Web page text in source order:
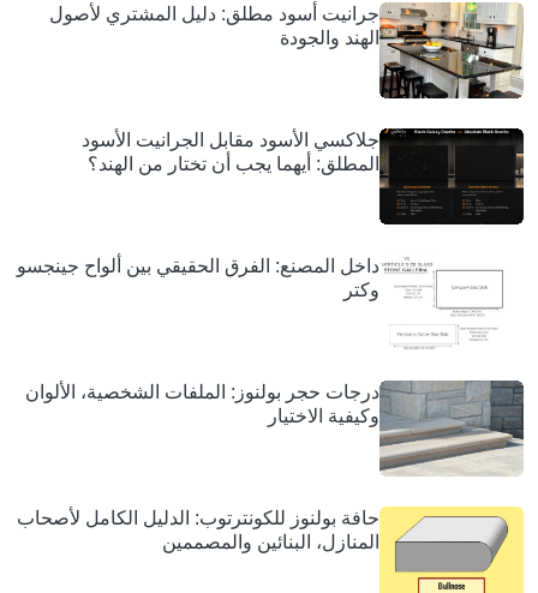
جرانيت أسود مطلق: دليل المشتري لأصول
الهند والجودة
جلاكسي الأسود مقابل الجرانيت الأسود
المطلق: أيهما يجب أن تختار من الهند؟
داخل المصنع: الفرق الحقيقي بين ألواح جينجسو
وكتر
درجات حجر بولنوز: الملفات الشخصية، الألوان
وكيفية الاختيار
حافة بولنوز للكونترتوب: الدليل الكامل لأصحاب
المنازل، البنائين والمصممين